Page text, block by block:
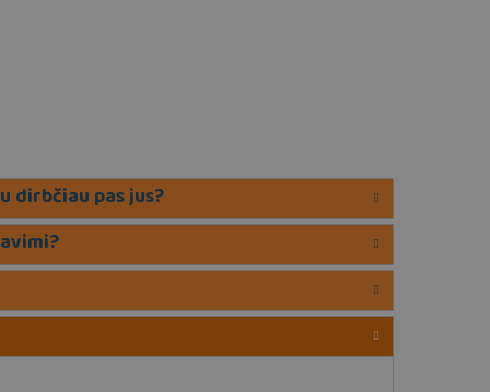
dirbčiau pas jus?